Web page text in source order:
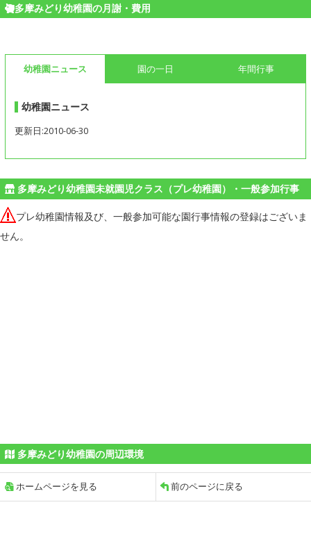
多摩みどり幼稚園の月謝・費用
幼稚園ニュース 園の一日 年間行事
幼稚園ニュース
更新日:2010-06-30
多摩みどり幼稚園未就園児クラス（プレ幼稚園）・一般参加行事
プレ幼稚園情報及び、一般参加可能な園行事情報の登録はございま
せん。
多摩みどり幼稚園の周辺環境
ホームページを見る 前のページに戻る